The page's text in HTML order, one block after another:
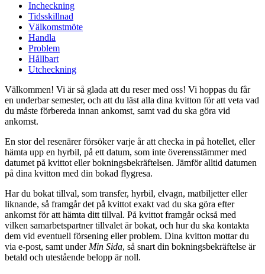
Incheckning
Tidsskillnad
Välkomstmöte
Handla
Problem
Hållbart
Utcheckning
Välkommen! Vi är så glada att du reser med oss! Vi hoppas du får
en underbar semester, och att du läst alla dina kvitton för att veta vad
du måste förbereda innan ankomst, samt vad du ska göra vid
ankomst.
En stor del resenärer försöker varje år att checka in på hotellet, eller
hämta upp en hyrbil, på ett datum, som inte överensstämmer med
datumet på kvittot eller bokningsbekräftelsen. Jämför alltid datumen
på dina kvitton med din bokad flygresa.
Har du bokat tillval, som transfer, hyrbil, elvagn, matbiljetter eller
liknande, så framgår det på kvittot exakt vad du ska göra efter
ankomst för att hämta ditt tillval. På kvittot framgår också med
vilken samarbetspartner tillvalet är bokat, och hur du ska kontakta
dem vid eventuell försening eller problem. Dina kvitton mottar du
via e-post, samt under Min Sida, så snart din bokningsbekräftelse är
betald och utestående belopp är noll.